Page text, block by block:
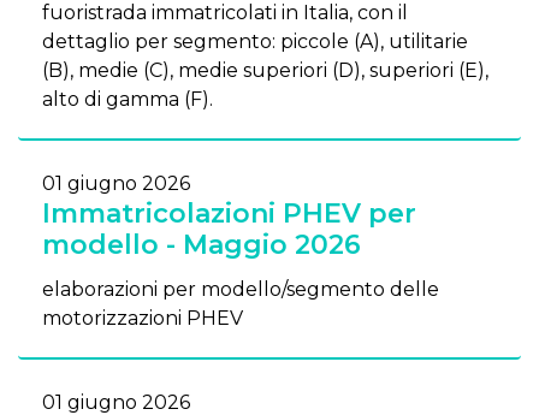
fuoristrada immatricolati in Italia, con il
dettaglio per segmento: piccole (A), utilitarie
(B), medie (C), medie superiori (D), superiori (E),
alto di gamma (F).
01 giugno 2026
Immatricolazioni PHEV per
modello - Maggio 2026
elaborazioni per modello/segmento delle
motorizzazioni PHEV
01 giugno 2026